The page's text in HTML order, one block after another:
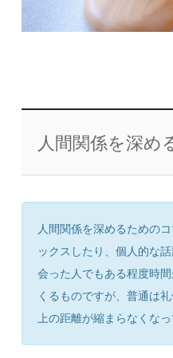
人間関係を深め
人間関係を深めるための
ックスしたり、個人的な
会った人でもある程度時
くるものですが、普通は
上の距離が縮まらなくなっ